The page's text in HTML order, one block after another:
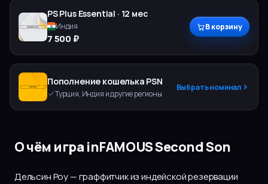
PS Plus Essential · 12 мес
Индия
7 500 ₽
В корзину
Пополнение кошелька PSN
Турция, Индия и другие регионы
Выбрать номинал
О чём игра inFAMOUS Second Son
Дельсин Роу — граффитчик из индейской резервации